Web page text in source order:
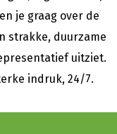
je graag over de
strakke, duurzame
uitziet.
indruk, 24/7.